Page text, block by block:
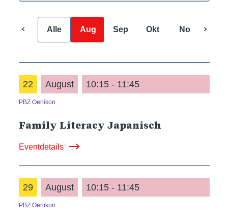
Alle Aug Sep Okt Nov
22 August 10:15 - 11:45
PBZ Oerlikon
Family Literacy Japanisch
Eventdetails
29 August 10:15 - 11:45
PBZ Oerlikon